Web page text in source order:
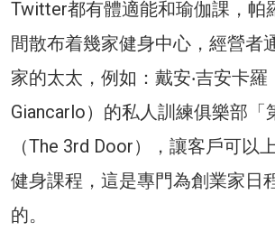
Twitter都有體適能和瑜伽課，帕
間散布着幾家健身中心，經營者
家的太太，例如：戴安‧吉安卡羅
Giancarlo）的私人訓練俱樂部「
（The 3rd Door），讓客戶可以
健身課程，這是專門為創業家日
的。